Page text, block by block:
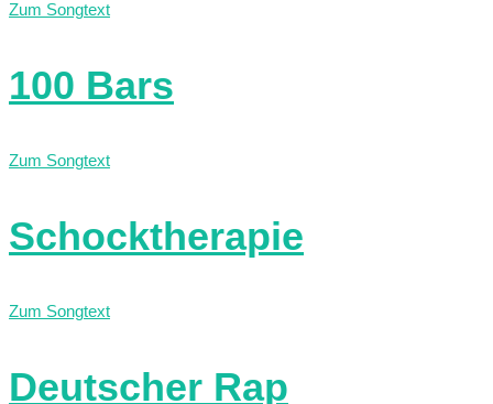
Zum Songtext
100 Bars
Zum Songtext
Schocktherapie
Zum Songtext
Deutscher Rap